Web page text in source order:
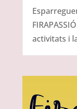
activitats i